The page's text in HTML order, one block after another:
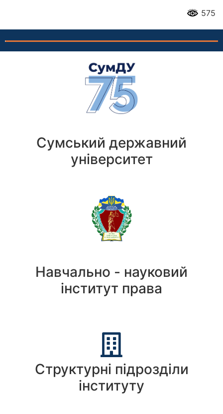
575
Сумський державний
університет
Навчально - науковий
інститут права
Структурні підрозділи
інституту